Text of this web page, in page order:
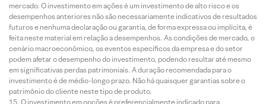
mercado. O investimento em ações é um investimento de alto risco e os
desempenhos anteriores não são necessariamente indicativos de resultados
futuros e nenhuma declaração ou garantia, de forma expressa ou implícita, é
feita neste material em relação a desempenhos. As condições de mercado, o
cenário macroeconômico, os eventos específicos da empresa e do setor
podem afetar o desempenho do investimento, podendo resultar até mesmo
em significativas perdas patrimoniais. A duração recomendada para o
investimento é de médio-longo prazo. Não há quaisquer garantias sobre o
patrimônio do cliente neste tipo de produto.
O investimento em opções é preferencialmente indicado para